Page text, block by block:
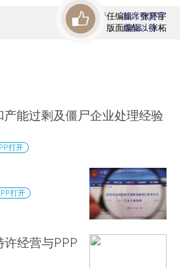
责任编辑：张环宇
版面编辑：张柘
首席赞赏官
虚位以待
产能过剩及僵尸企业处理经验
打开
打开
许经营与PPP